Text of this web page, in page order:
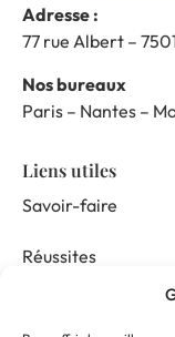
Adresse :
77 rue Albert –
Nos bureaux
Paris – Nantes –
Liens utiles
Savoir-faire
Réussites